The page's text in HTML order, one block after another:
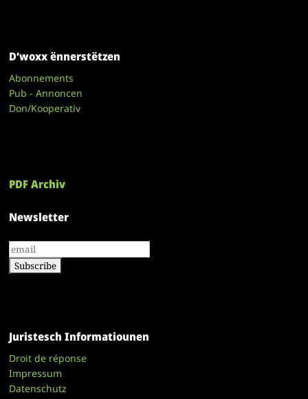
D’woxx ënnerstëtzen
Abonnements
Pub - Annoncen
Don/Kooperativ
PDF Archiv
Newsletter
Juristesch Informatiounen
Droit de réponse
Impressum
Datenschutz